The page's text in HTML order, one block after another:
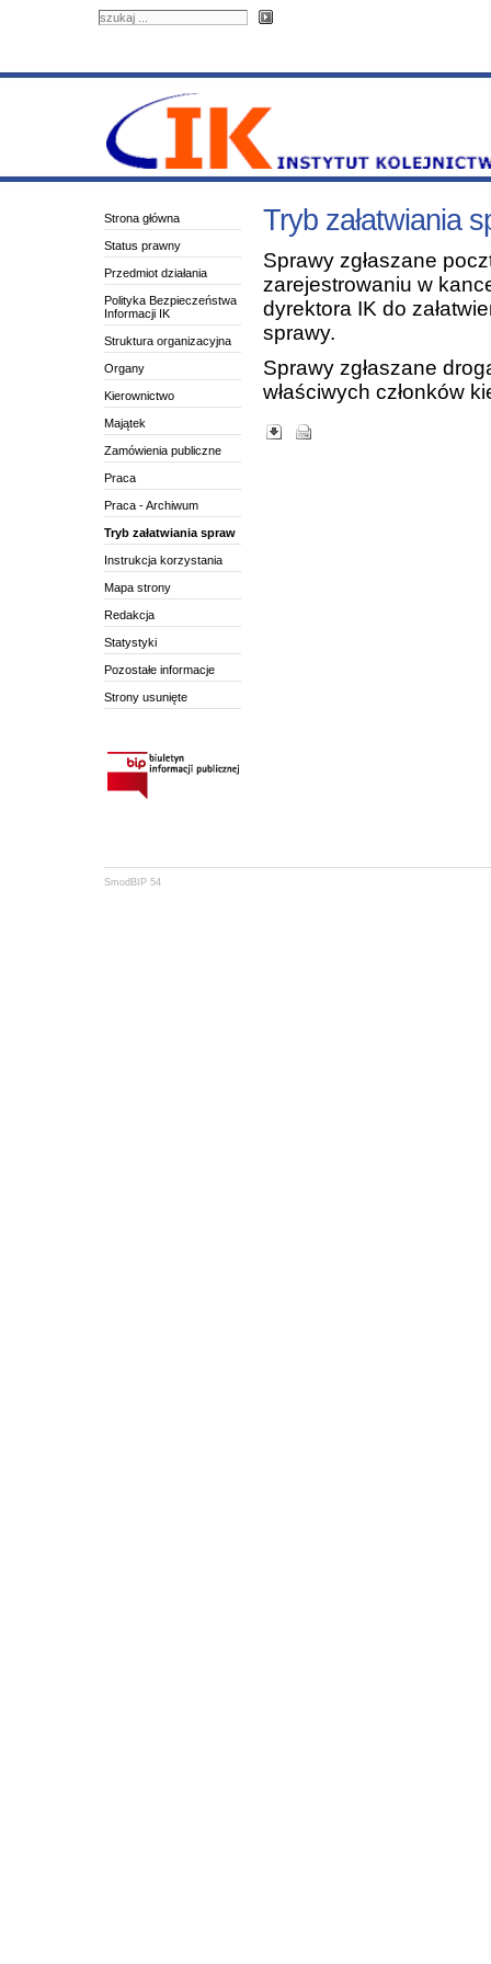
Tryb załatwiania
Sprawy zgłaszane
zarejestrowaniu w
dyrektora IK do
sprawy.
Sprawy zgłaszane
właściwych członków
Strona główna
Status prawny
Przedmiot działania
Polityka Bezpieczeństwa
Informacji IK
Struktura organizacyjna
Organy
Kierownictwo
Majątek
Zamówienia publiczne
Praca
Praca - Archiwum
Tryb załatwiania spraw
Instrukcja korzystania
Mapa strony
Redakcja
Statystyki
Pozostałe informacje
Strony usunięte
SmodBIP 54